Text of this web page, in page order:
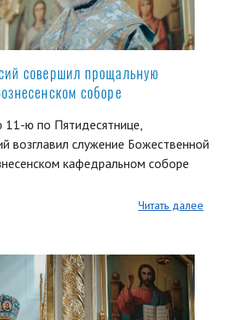
совершил прощальную
соборе
ю по Пятидесятнице,
возглавил служение Божественной
кафедральном соборе
Читать далее